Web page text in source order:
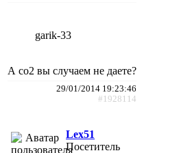
garik-33
А со2 вы случаем не даете?
29/01/2014 19:23:46
#1928114
Lex51
Посетитель